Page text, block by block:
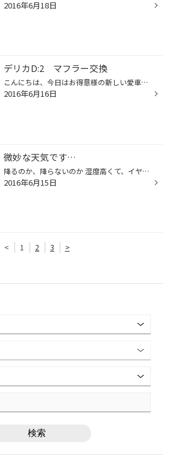
2016年6月18日
デリカD:2 マフラー交換
こんにちは、今日はお得意様の新しい愛車のデリカD:2です。 今日は待ちに待ったマフラー交換です、やっぱり車のドレスアップの基本はアルミホイール・マフラー・足回り！ この3点を替える時は特に楽しいものですね( ^ω^ )！ 装着データ モンスタースポーツ TYPE Sp-Xマフラー 静かめですが、アイド...
2016年6月16日
微妙な天気です…
降るのか、降らないのか 湿度高くて、イヤな天気ですよね そう言えば、ワイパー変えました そんなにくたびれて無かったのですが、 １年使ってるので、そろそろかなぁと思いまして…。 ！！！？ ビックリしました 見えますよ〜っ！！ 前が！ 特に夜！ 皆さんも、「何か見づらいなぁ？」と 思ったら、...
2016年6月15日
< 1 2 3 >